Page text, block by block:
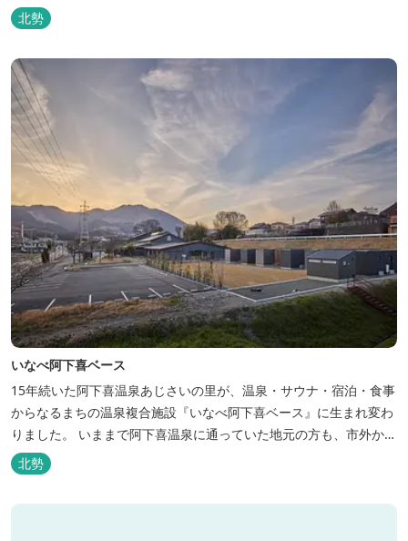
北勢
いなべ阿下喜ベース
15年続いた阿下喜温泉あじさいの里が、温泉・サウナ・宿泊・食事
からなるまちの温泉複合施設『いなべ阿下喜ベース』に生まれ変わ
りました。 いままで阿下喜温泉に通っていた地元の方も、市外から
いなべ市に遊びに来られる方も楽しめる施設になります。今まで人
気だった温泉はそのままに、サウナエリアやコンテナタイプの宿
泊、地元のお野菜が楽しめる飲食施設が加わります。 「いなべ阿下
北勢